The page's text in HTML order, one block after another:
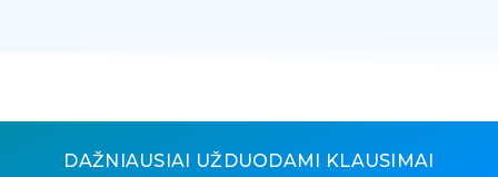
DAŽNIAUSIAI UŽDUODAMI KLAUSIMAI